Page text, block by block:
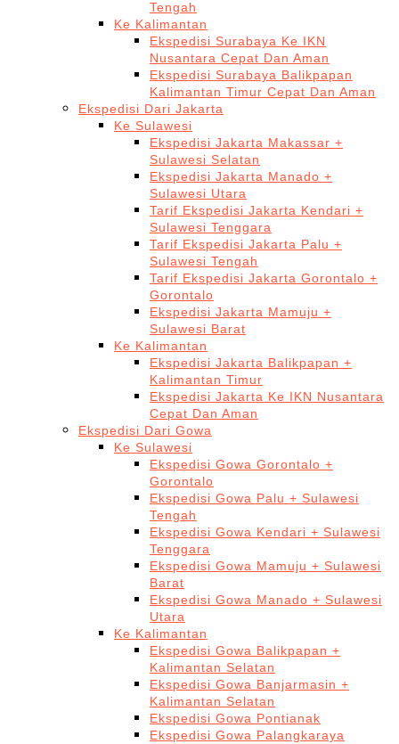
Tengah
Ke Kalimantan
Ekspedisi Surabaya Ke IKN
Nusantara Cepat Dan Aman
Ekspedisi Surabaya Balikpapan
Kalimantan Timur Cepat Dan Aman
Ekspedisi Dari Jakarta
Ke Sulawesi
Ekspedisi Jakarta Makassar +
Sulawesi Selatan
Ekspedisi Jakarta Manado +
Sulawesi Utara
Tarif Ekspedisi Jakarta Kendari +
Sulawesi Tenggara
Tarif Ekspedisi Jakarta Palu +
Sulawesi Tengah
Tarif Ekspedisi Jakarta Gorontalo +
Gorontalo
Ekspedisi Jakarta Mamuju +
Sulawesi Barat
Ke Kalimantan
Ekspedisi Jakarta Balikpapan +
Kalimantan Timur
Ekspedisi Jakarta Ke IKN Nusantara
Cepat Dan Aman
Ekspedisi Dari Gowa
Ke Sulawesi
Ekspedisi Gowa Gorontalo +
Gorontalo
Ekspedisi Gowa Palu + Sulawesi
Tengah
Ekspedisi Gowa Kendari + Sulawesi
Tenggara
Ekspedisi Gowa Mamuju + Sulawesi
Barat
Ekspedisi Gowa Manado + Sulawesi
Utara
Ke Kalimantan
Ekspedisi Gowa Balikpapan +
Kalimantan Selatan
Ekspedisi Gowa Banjarmasin +
Kalimantan Selatan
Ekspedisi Gowa Pontianak
Ekspedisi Gowa Palangkaraya